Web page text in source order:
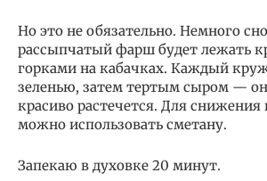
Но это не обязательно. Немного
рассыпчатый фарш будет лежать
горками на кабачках. Каждый
зеленью, затем тертым сыром —
красиво растечется. Для снижения
можно использовать сметану.
Запекаю в духовке 20 минут.